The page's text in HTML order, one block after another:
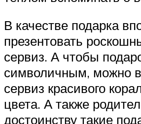
В качестве подарка
презентовать
сервиз. А чтобы
символичным, можно
сервиз красивого
цвета. А также
достоинству такие